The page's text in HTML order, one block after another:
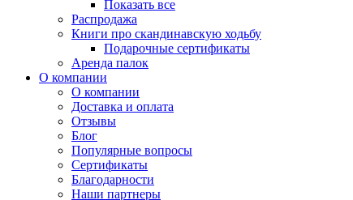
Показать все
Распродажа
Книги про скандинавскую ходьбу
Подарочные сертификаты
Аренда палок
О компании
О компании
Доставка и оплата
Отзывы
Блог
Популярные вопросы
Сертификаты
Благодарности
Наши партнеры